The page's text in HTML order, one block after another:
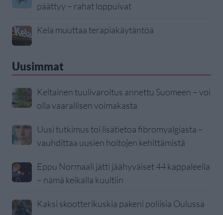
päättyy – rahat loppuivat
Kela muuttaa terapiakäytäntöä
Uusimmat
Keltainen tuulivaroitus annettu Suomeen – voi
olla vaarallisen voimakasta
Uusi tutkimus toi lisätietoa fibromyalgiasta –
vauhdittaa uusien hoitojen kehittämistä
Eppu Normaali jätti jäähyväiset 44 kappaleella
– nämä keikalla kuultiin
Kaksi skootterikuskia pakeni poliisia Oulussa